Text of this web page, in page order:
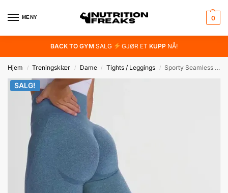
MENY 0
BACK TO GYMSALG GJØR ET KUPP NÅ!
Hjem / Treningsklær / Dame / Tights / Leggings / Sporty Seamless High Waist Fit Leggings
SALG!